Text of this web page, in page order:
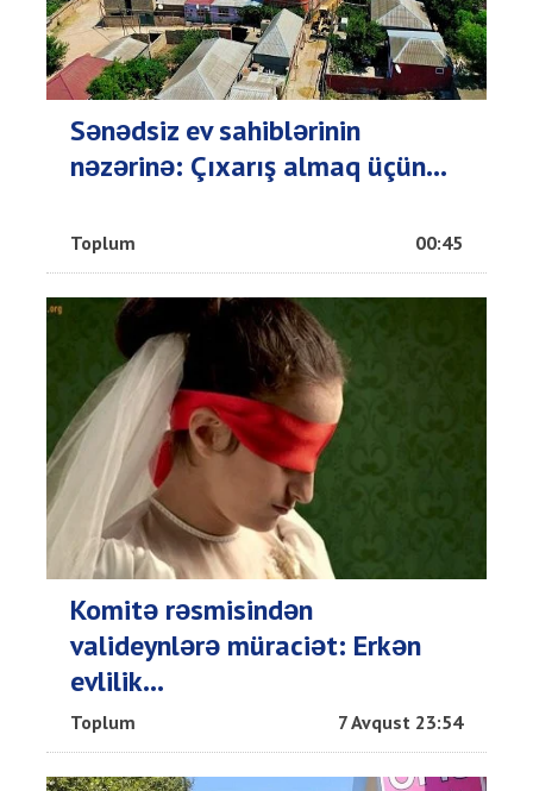
Sənədsiz ev sahiblərinin
nəzərinə: Çıxarış almaq üçün...
Toplum 00:45
Komitə rəsmisindən
valideynlərə müraciət: Erkən
evlilik...
Toplum 7 Avqust 23:54